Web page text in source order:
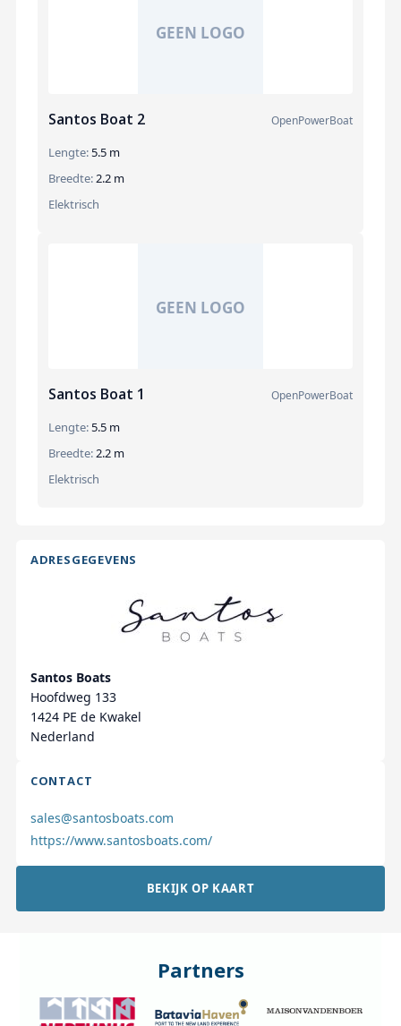
Santos Boat 2 OpenPowerBoat
Lengte:5.5 m
Breedte:2.2 m
Elektrisch
Santos Boat 1 OpenPowerBoat
Lengte:5.5 m
Breedte:2.2 m
Elektrisch
ADRESGEGEVENS
Santos Boats
Hoofdweg 133
1424 PE de Kwakel
Nederland
CONTACT
sales@santosboats.com
https://www.santosboats.com/
BEKIJK OP KAART
Partners